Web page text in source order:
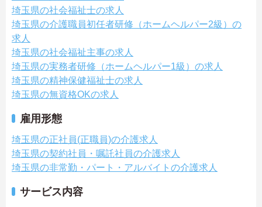
埼玉県の社会福祉士の求人
埼玉県の介護職員初任者研修（ホームヘルパー2級）の
求人
埼玉県の社会福祉主事の求人
埼玉県の実務者研修（ホームヘルパー1級）の求人
埼玉県の精神保健福祉士の求人
埼玉県の無資格OKの求人
雇用形態
埼玉県の正社員(正職員)の介護求人
埼玉県の契約社員・嘱託社員の介護求人
埼玉県の非常勤・パート・アルバイトの介護求人
サービス内容